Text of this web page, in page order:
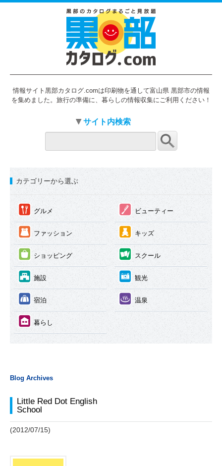
情報サイト黒部カタログ.comは印刷物を通して富山県 黒部市の情報
を集めました。旅行の準備に、暮らしの情報収集にご利用ください！
サイト内検索
カテゴリーから選ぶ
① グルメ ② ビューティー
③ ファッション ④ キッズ
⑤ ショッピング ⑥ スクール
⑦ 施設 ⑧ 観光
⑨ 宿泊 ⑩ 温泉
⑪ 暮らし
Blog Archives
Little Red Dot English
School
(2012/07/15)